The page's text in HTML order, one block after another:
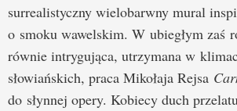
surrealistyczny wielobarwny mural
o smoku wawelskim. W ubiegłym zaś
równie intrygująca, utrzymana w
słowiańskich, praca Mikołaja Rejsa
do słynnej opery. Kobiecy duch